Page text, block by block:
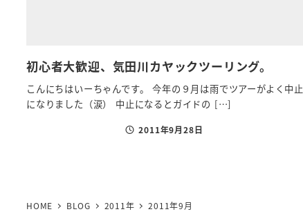
初心者大歓迎、気田川カヤックツーリング。
こんにちはいーちゃんです。 今年の９月は雨でツアーがよく中止
になりました（涙） 中止になるとガイドの […]
投稿日2011年9月28日
HOME BLOG 2011年 2011年9月